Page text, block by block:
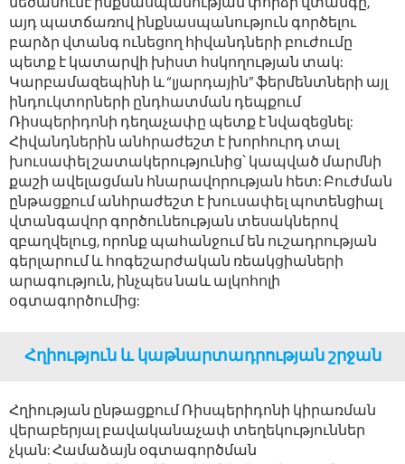
մեծանումէ ինքնասպանության փորձի վտանգը,
այդ պատճառով ինքնասպանություն գործելու
բարձր վտանգ ունեցող հիվանդների բուժումը
պետք է կատարվի խիստ հսկողության տակ:
Կարբամազեպինի և “լյարդային” ֆերմենտների այլ
ինդուկտորների ընդհատման դեպքում
Ռիսպերիդոնի դեղաչափը պետք է նվազեցնել:
Հիվանդներին անհրաժեշտ է խորհուրդ տալ
խուսափել շատակերությունից՝ կապված մարմնի
քաշի ավելացման հնարավորության հետ: Բուժման
ընթացքում անհրաժեշտ է խուսափել պոտենցիալ
վտանգավոր գործունեության տեսակներով
զբաղվելուց, որոնք պահանջում են ուշադրության
գերլարում և հոգեշարժական ռեակցիաների
արագություն, ինչպես նաև ալկոհոլի
օգտագործումից:
Հղիություն և կաթնարտադրության շրջան
Հղիության ընթացքում Ռիսպերիդոնի կիրառման
վերաբերյալ բավականաչափ տեղեկություններ
չկան: Համաձայն օգտագործման